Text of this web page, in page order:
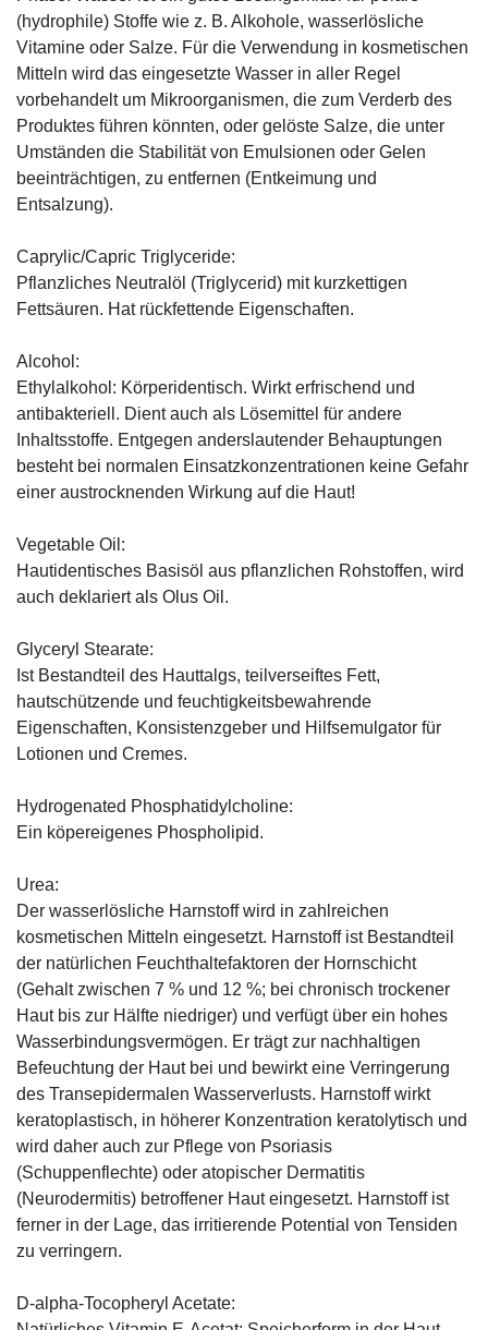
(hydrophile) Stoffe wie z. B. Alkohole, wasserlösliche
Vitamine oder Salze. Für die Verwendung in kosmetischen
Mitteln wird das eingesetzte Wasser in aller Regel
vorbehandelt um Mikroorganismen, die zum Verderb des
Produktes führen könnten, oder gelöste Salze, die unter
Umständen die Stabilität von Emulsionen oder Gelen
beeinträchtigen, zu entfernen (Entkeimung und
Entsalzung).
Caprylic/Capric Triglyceride:
Pflanzliches Neutralöl (Triglycerid) mit kurzkettigen
Fettsäuren. Hat rückfettende Eigenschaften.
Alcohol:
Ethylalkohol: Körperidentisch. Wirkt erfrischend und
antibakteriell. Dient auch als Lösemittel für andere
Inhaltsstoffe. Entgegen anderslautender Behauptungen
besteht bei normalen Einsatzkonzentrationen keine Gefahr
einer austrocknenden Wirkung auf die Haut!
Vegetable Oil:
Hautidentisches Basisöl aus pflanzlichen Rohstoffen, wird
auch deklariert als Olus Oil.
Glyceryl Stearate:
Ist Bestandteil des Hauttalgs, teilverseiftes Fett,
hautschützende und feuchtigkeitsbewahrende
Eigenschaften, Konsistenzgeber und Hilfsemulgator für
Lotionen und Cremes.
Hydrogenated Phosphatidylcholine:
Ein köpereigenes Phospholipid.
Urea:
Der wasserlösliche Harnstoff wird in zahlreichen
kosmetischen Mitteln eingesetzt. Harnstoff ist Bestandteil
der natürlichen Feuchthaltefaktoren der Hornschicht
(Gehalt zwischen 7 % und 12 %; bei chronisch trockener
Haut bis zur Hälfte niedriger) und verfügt über ein hohes
Wasserbindungsvermögen. Er trägt zur nachhaltigen
Befeuchtung der Haut bei und bewirkt eine Verringerung
des Transepidermalen Wasserverlusts. Harnstoff wirkt
keratoplastisch, in höherer Konzentration keratolytisch und
wird daher auch zur Pflege von Psoriasis
(Schuppenflechte) oder atopischer Dermatitis
(Neurodermitis) betroffener Haut eingesetzt. Harnstoff ist
ferner in der Lage, das irritierende Potential von Tensiden
zu verringern.
D-alpha-Tocopheryl Acetate: